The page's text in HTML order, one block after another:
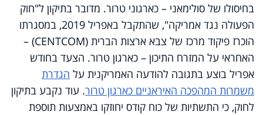
בחיסולו של סולימאני – כארגוני טרור. מדובר בתיקון ל"חוק
הפעולה נגד אמריקה", שהתקבל באפריל 2019, במסגרתו
הוכרז פיקוד מרכז של צבא ארצות הברית (CENTCOM
) –
האחראי על המזרח התיכון – כארגון טרור. הצעד בחודש
אפריל בוצע בתגובה להודעה האמריקנית על הגדרת
משמרות המהפכה האיראניים כארגון טרור. עוד נקבע בתיקון
לחוק, כי התשתיות של כוח קודס יחוזקו באמצעות תוספת